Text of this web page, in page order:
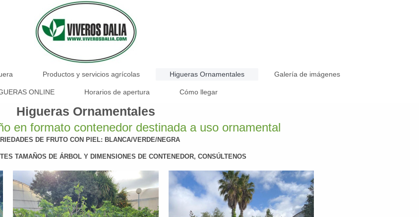
Productos y servicios agrícolas Higueras Ornamentales Galería de imágenes
ONLINE Horarios de apertura Cómo llegar
Higueras Ornamentales
en formato contenedor destinada a uso ornamental
DE FRUTO CON PIEL: BLANCA/VERDE/NEGRA
TAMAÑOS DE ÁRBOL Y DIMENSIONES DE CONTENEDOR, CONSÚLTENOS